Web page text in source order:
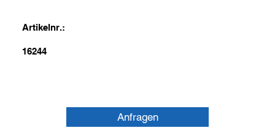
Artikelnr.:
16244
Anfragen